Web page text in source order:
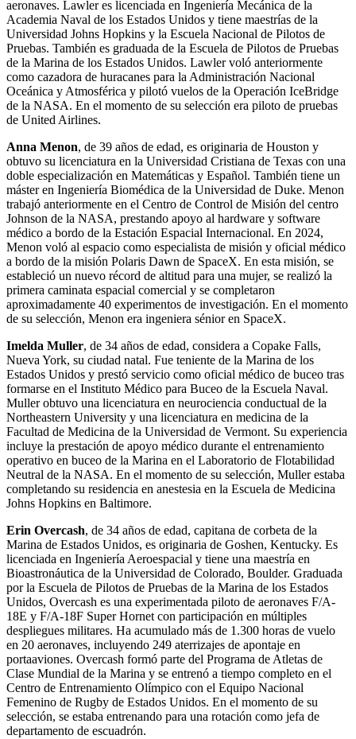
aeronaves. Lawler es licenciada en Ingeniería Mecánica de la
Academia Naval de los Estados Unidos y tiene maestrías de la
Universidad Johns Hopkins y la Escuela Nacional de Pilotos de
Pruebas. También es graduada de la Escuela de Pilotos de Pruebas
de la Marina de los Estados Unidos. Lawler voló anteriormente
como cazadora de huracanes para la Administración Nacional
Oceánica y Atmosférica y pilotó vuelos de la Operación IceBridge
de la NASA. En el momento de su selección era piloto de pruebas
de United Airlines.
Anna Menon, de 39 años de edad, es originaria de Houston y
obtuvo su licenciatura en la Universidad Cristiana de Texas con una
doble especialización en Matemáticas y Español. También tiene un
máster en Ingeniería Biomédica de la Universidad de Duke. Menon
trabajó anteriormente en el Centro de Control de Misión del centro
Johnson de la NASA, prestando apoyo al hardware y software
médico a bordo de la Estación Espacial Internacional. En 2024,
Menon voló al espacio como especialista de misión y oficial médico
a bordo de la misión Polaris Dawn de SpaceX. En esta misión, se
estableció un nuevo récord de altitud para una mujer, se realizó la
primera caminata espacial comercial y se completaron
aproximadamente 40 experimentos de investigación. En el momento
de su selección, Menon era ingeniera sénior en SpaceX.
Imelda Muller, de 34 años de edad, considera a Copake Falls,
Nueva York, su ciudad natal. Fue teniente de la Marina de los
Estados Unidos y prestó servicio como oficial médico de buceo tras
formarse en el Instituto Médico para Buceo de la Escuela Naval.
Muller obtuvo una licenciatura en neurociencia conductual de la
Northeastern University y una licenciatura en medicina de la
Facultad de Medicina de la Universidad de Vermont. Su experiencia
incluye la prestación de apoyo médico durante el entrenamiento
operativo en buceo de la Marina en el Laboratorio de Flotabilidad
Neutral de la NASA. En el momento de su selección, Muller estaba
completando su residencia en anestesia en la Escuela de Medicina
Johns Hopkins en Baltimore.
Erin Overcash, de 34 años de edad, capitana de corbeta de la
Marina de Estados Unidos, es originaria de Goshen, Kentucky. Es
licenciada en Ingeniería Aeroespacial y tiene una maestría en
Bioastronáutica de la Universidad de Colorado, Boulder. Graduada
por la Escuela de Pilotos de Pruebas de la Marina de los Estados
Unidos, Overcash es una experimentada piloto de aeronaves F/A-
18E y F/A-18F Super Hornet con participación en múltiples
despliegues militares. Ha acumulado más de 1.300 horas de vuelo
en 20 aeronaves, incluyendo 249 aterrizajes de apontaje en
portaaviones. Overcash formó parte del Programa de Atletas de
Clase Mundial de la Marina y se entrenó a tiempo completo en el
Centro de Entrenamiento Olímpico con el Equipo Nacional
Femenino de Rugby de Estados Unidos. En el momento de su
selección, se estaba entrenando para una rotación como jefa de
departamento de escuadrón.